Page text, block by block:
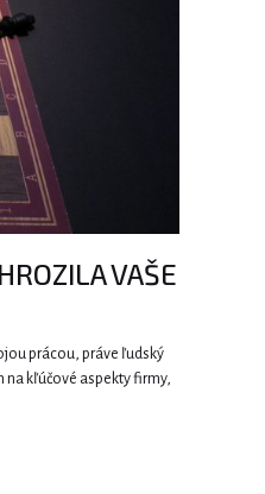
VAŠE
prácou, práve ľudský
kľúčové aspekty firmy,